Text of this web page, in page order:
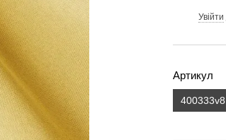
Увійти
Артикул
400333v8